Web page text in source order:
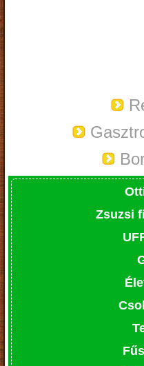
Zsuzsi